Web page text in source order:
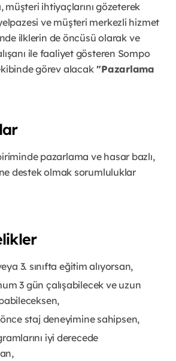
müşteri ihtiyaçlarını gözeterek
ve müşteri merkezli hizmet
ilklerin de öncüsü olarak ve
ile faaliyet gösteren Sompo
görev alacak"Pazarlama
pazarlama ve hasar bazlı,
destek olmak sorumluluklar
3. sınıfta eğitim alıyorsan,
3 gün çalışabilecek ve uzun
staj deneyimine sahipsen,
iyi derecede